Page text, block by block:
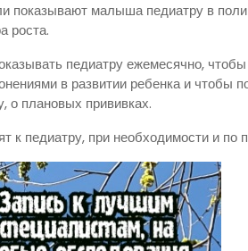
показывают малыша педиатру в
роста.
педиатру ежемесячно,
в развитии ребенка и чтобы
о плановых прививках.
к педиатру, при необходимости и по